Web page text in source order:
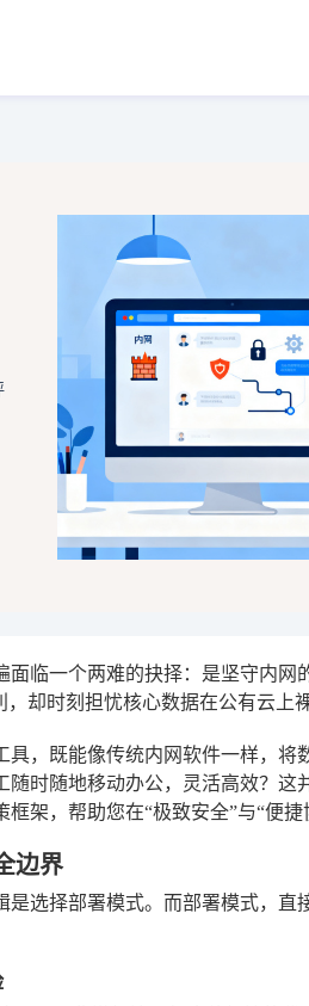
临一个两难的抉择：是坚守内网
却时刻担忧核心数据在公有云上
，既能像传统内网软件一样，将
时随地移动办公，灵活高效？这
架，帮助您在“极致安全”与“便捷
边界
选择部署模式。而部署模式，直